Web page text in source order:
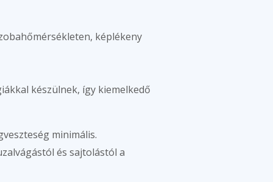
képlékeny
készülnek, így kiemelkedő
minimális.
és sajtolástól a